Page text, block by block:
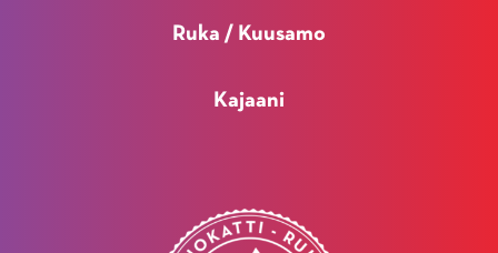
Ruka / Kuusamo
Kajaani